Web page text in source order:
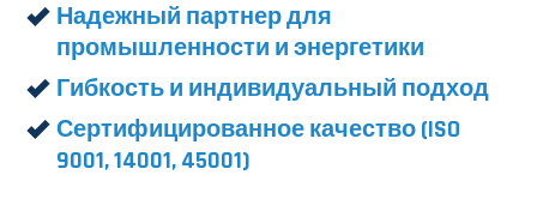
Надежный партнер для
промышленности и энергетики
Гибкость и индивидуальный подход
Сертифицированное качество (ISO
9001, 14001, 45001)